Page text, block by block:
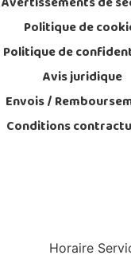
Politique de
Politique de
Avis juridique
Envois /
Conditions
Horaire